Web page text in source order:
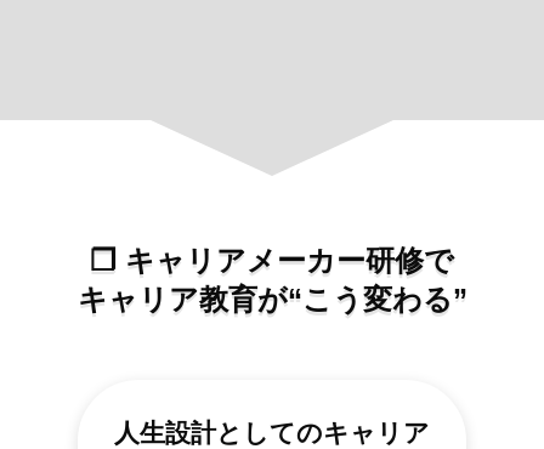
❐ キャリアメーカー研修で
キャリア教育が“こう変わる”
人生設計としてのキャリア